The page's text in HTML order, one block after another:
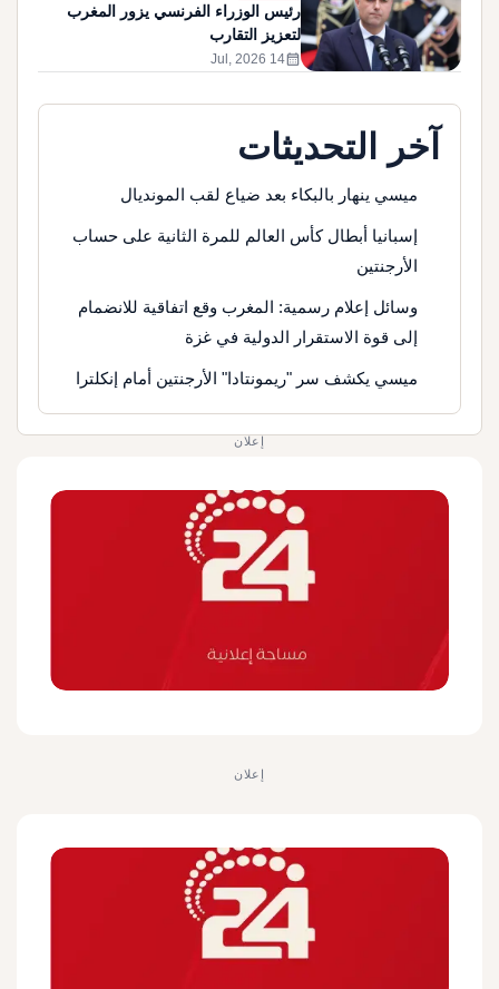
رئيس الوزراء الفرنسي يزور المغرب
لتعزيز التقارب
calendar_month
14 Jul, 2026
آخر التحديثات
ميسي ينهار بالبكاء بعد ضياع لقب المونديال
إسبانيا أبطال كأس العالم للمرة الثانية على حساب
الأرجنتين
وسائل إعلام رسمية: المغرب وقع اتفاقية للانضمام
إلى قوة الاستقرار الدولية في غزة
ميسي يكشف سر "ريمونتادا" الأرجنتين أمام إنكلترا
إعلان
إعلان